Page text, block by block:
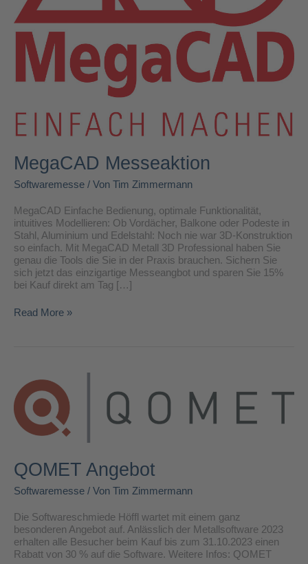
MegaCAD Messeaktion
Softwaremesse / Von Tim Zimmermann
MegaCAD Einfache Bedienung, optimale Funktionalität,
intuitives Modellieren: Ob Vordächer, Balkone oder Podeste in
Stahl, Aluminium und Edelstahl: Noch nie war 3D-Konstruktion
so einfach. Mit MegaCAD Metall 3D Professional haben Sie
genau die Tools die Sie in der Praxis brauchen. Sichern Sie
sich jetzt das einzigartige Messeangbot und sparen Sie 15%
bei Kauf direkt am Tag […]
Read More »
QOMET Angebot
Softwaremesse / Von Tim Zimmermann
Die Softwareschmiede Höffl wartet mit einem ganz
besonderen Angebot auf. Anlässlich der Metallsoftware 2023
erhalten alle Besucher beim Kauf bis zum 31.10.2023 einen
Rabatt von 30 % auf die Software. Weitere Infos: QOMET
QOMET
Angebot